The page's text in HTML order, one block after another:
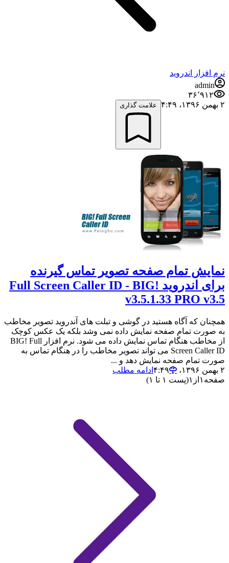
نرم افزار اندروید
admin
۳۶٬۹۱۲
۲ بهمن ۱۳۹۶،‏ ۴:۴۹
علامت گذاری
نمایش تمام صفحه تصویر تماس گیرنده
برای اندروید Full Screen Caller ID - BIG!
v3.5.1.33 PRO v3.5
همچنان که آگاه هستید در گوشی و تبلت های آندروید تصویر مخاطب
به صورت تمام صفحه نمایش داده نمی وشد بلکه یک عکس کوچک
از مخاطب هنگام تماس نمایش داده می شود. نرم افزار BIG! Full
Screen Caller ID می تواند تصویر مخاطب را در هنگام تماس به
صورت تمام صفحه نمایش دهد و ...
۲ بهمن ۱۳۹۶،‏ ۴:۴۹
ادامه مطلب
صفحه ۱ از ۱(پست ۱ تا ۱)